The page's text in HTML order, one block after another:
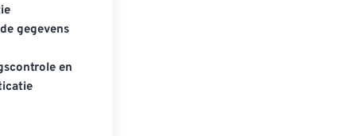
gegevens
en